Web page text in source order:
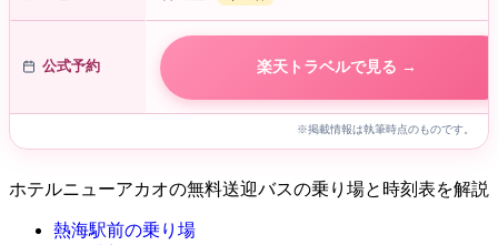
公式予約 楽天トラベルで見る →
※掲載情報は執筆時点のものです。
ホテルニューアカオの無料送迎バスの乗り場と時刻表を解説
熱海駅前の乗り場